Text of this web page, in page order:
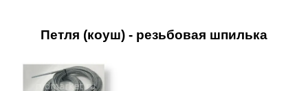
Петля (коуш) - резьбовая шпилька